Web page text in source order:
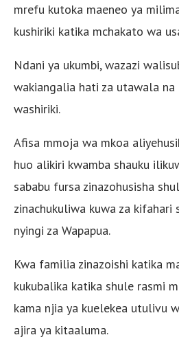
mrefu kutoka maeneo ya
kushiriki katika mchakato wa
Ndani ya ukumbi, wazazi
wakiangalia hati za utawala na
washiriki.
Afisa mmoja wa mkoa
huo alikiri kwamba shauku
sababu fursa zinazohusisha
zinachukuliwa kuwa za kifahari
nyingi za Wapapua.
Kwa familia zinazoishi katika
kukubalika katika shule rasmi
kama njia ya kuelekea utulivu
ajira ya kitaaluma.